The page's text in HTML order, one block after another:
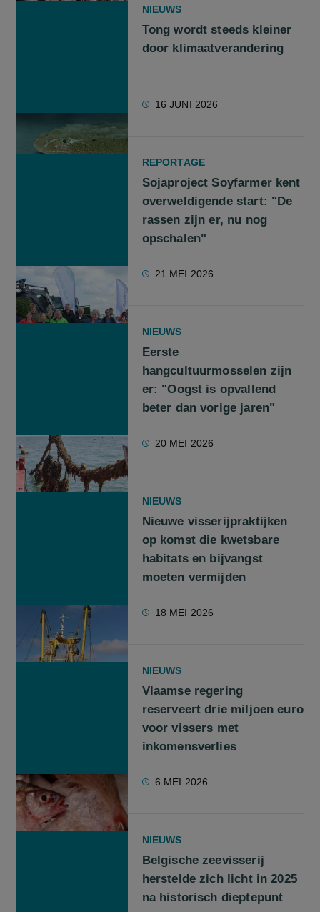
NIEUWS
Tong wordt steeds kleiner
door klimaatverandering
16 JUNI 2026
REPORTAGE
Sojaproject Soyfarmer kent
overweldigende start: "De
rassen zijn er, nu nog
opschalen"
21 MEI 2026
NIEUWS
Eerste
hangcultuurmosselen zijn
er: "Oogst is opvallend
beter dan vorige jaren"
20 MEI 2026
NIEUWS
Nieuwe visserijpraktijken
op komst die kwetsbare
habitats en bijvangst
moeten vermijden
18 MEI 2026
NIEUWS
Vlaamse regering
reserveert drie miljoen euro
voor vissers met
inkomensverlies
6 MEI 2026
NIEUWS
Belgische zeevisserij
herstelde zich licht in 2025
na historisch dieptepunt